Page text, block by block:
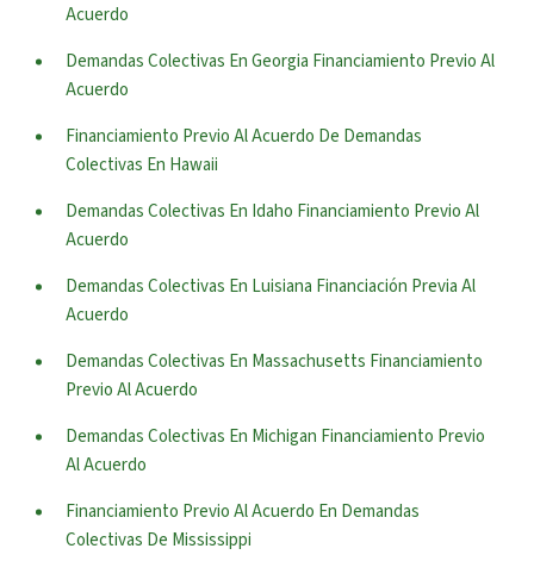
Acuerdo
Demandas Colectivas En Georgia Financiamiento Previo Al
Acuerdo
Financiamiento Previo Al Acuerdo De Demandas
Colectivas En Hawaii
Demandas Colectivas En Idaho Financiamiento Previo Al
Acuerdo
Demandas Colectivas En Luisiana Financiación Previa Al
Acuerdo
Demandas Colectivas En Massachusetts Financiamiento
Previo Al Acuerdo
Demandas Colectivas En Michigan Financiamiento Previo
Al Acuerdo
Financiamiento Previo Al Acuerdo En Demandas
Colectivas De Mississippi